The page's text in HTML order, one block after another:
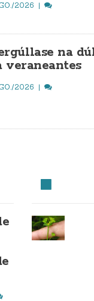
2026
na
veraneantes
2026